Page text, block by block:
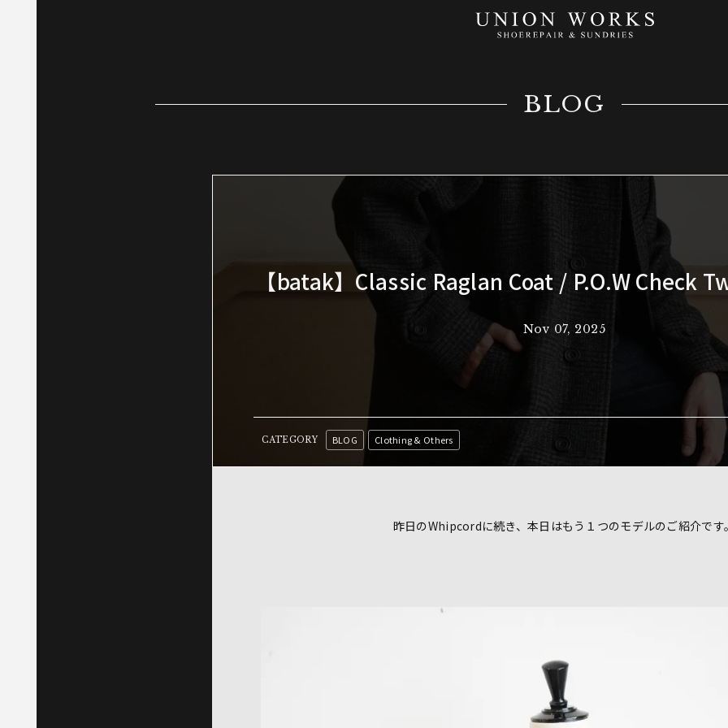
BLOG
【batak】Classic Raglan Coat / P.O.W Check
Nov 07, 2025
CATEGORY BLOG Clothing & Others
昨日のWhipcordに続き、本日はもう１つのモデルのご紹介です